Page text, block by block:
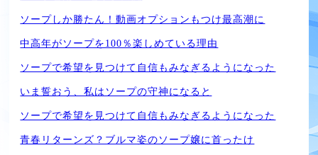
ソープしか勝たん！動画オプションもつけ最高潮に
中高年がソープを100％楽しめている理由
ソープで希望を見つけて自信もみなぎるようになった
いま誓おう、私はソープの守神になると
ソープで希望を見つけて自信もみなぎるようになった
青春リターンズ？ブルマ姿のソープ嬢に首ったけ